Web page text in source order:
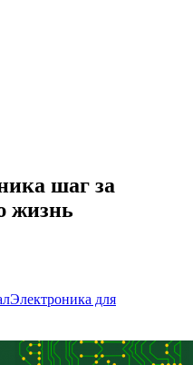
шаг за
жизнь
Электроника для